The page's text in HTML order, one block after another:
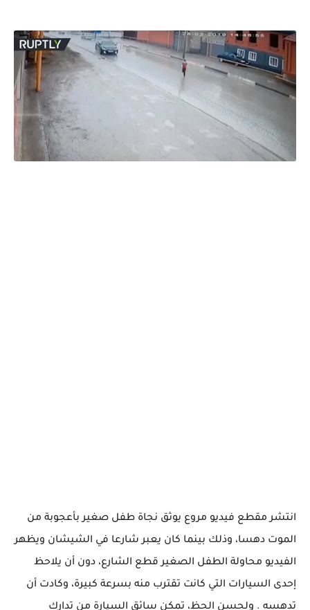
انتشر مقطع فيديو مروع يوثق نجاة طفل صغير بأعجوبة من
الموت دهسا، وذلك بينما كان يعبر شارعا في الشيشان ويظهر
الفيديو محاولة الطفل الصغير قطع الشارع، دون أن يلاحظ
إحدى السيارات التي كانت تقترب منه بسرعة كبيرة، وكادت أن
تدهسه . ولحسن الحظ، تمكن سائق السيارة من تدارك